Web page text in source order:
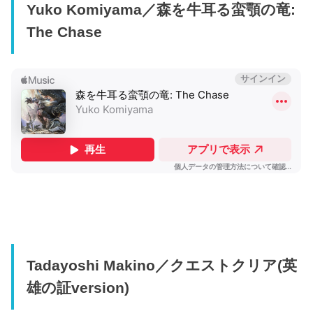
Yuko Komiyama／森を牛耳る蛮顎の竜:
The Chase
Tadayoshi Makino／クエストクリア(英
雄の証version)